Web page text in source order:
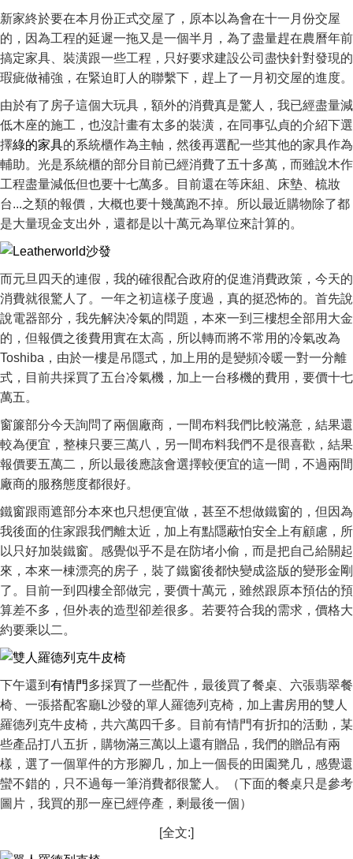
新家終於要在本月份正式交屋了，原本以為會在十一月份交屋
的，因為工程的延遲一拖又是一個半月，為了盡量趕在農曆年前
搞定家具、裝潢跟一些工程，只好要求建設公司盡快針對發現的
瑕疵做補強，在緊迫盯人的聯繫下，趕上了一月初交屋的進度。
由於有了房子這個大玩具，額外的消費真是驚人，我已經盡量減
低木座的施工，也沒計畫有太多的裝潢，在同事弘貞的介紹下選
擇綠的家具的系統櫃作為主軸，然後再選配一些其他的家具作為
輔助。光是系統櫃的部分目前已經消費了五十多萬，而雖說木作
工程盡量減低但也要十七萬多。目前還在等床組、床墊、梳妝
台...之類的報價，大概也要十幾萬跑不掉。所以最近購物除了都
是大量現金支出外，還都是以十萬元為單位來計算的。
而元旦四天的連假，我的確很配合政府的促進消費政策，今天的
消費就很驚人了。一年之初這樣子度過，真的挺恐怖的。首先說
說電器部分，我先解決冷氣的問題，本來一到三樓想全部用大金
的，但報價之後費用實在太高，所以轉而將不常用的冷氣改為
Toshiba，由於一樓是吊隱式，加上用的是變頻冷暖一對一分離
式，目前共採買了五台冷氣機，加上一台移機的費用，要價十七
萬五。
窗簾部分今天詢問了兩個廠商，一間布料我們比較滿意，結果還
較為便宜，整棟只要三萬八，另一間布料我們不是很喜歡，結果
報價要五萬二，所以最後應該會選擇較便宜的這一間，不過兩間
廠商的服務態度都很好。
鐵窗跟雨遮部分本來也只想便宜做，甚至不想做鐵窗的，但因為
我後面的住家跟我們離太近，加上有點隱蔽怕安全上有顧慮，所
以只好加裝鐵窗。感覺似乎不是在防堵小偷，而是把自己給關起
來，本來一棟漂亮的房子，裝了鐵窗後都快變成盜版的變形金剛
了。目前一到四樓全部做完，要價十萬元，雖然跟原本預估的預
算差不多，但外表的造型卻差很多。若要符合我的需求，價格大
約要乘以二。
下午還到 有情門多採買了一些配件，最後買了餐桌、六張翡翠餐
椅、一張搭配客廳L沙發的單人羅德列克椅，加上書房用的雙人
羅德列克牛皮椅，共六萬四千多。目前有情門有折扣的活動，某
些產品打八五折，購物滿三萬以上還有贈品，我們的贈品有兩
樣，選了一個單件的方形腳几，加上一個長的田園凳几，感覺還
蠻不錯的，只不過每一筆消費都很驚人。（下面的餐桌只是參考
圖片，我買的那一座已經停產，剩最後一個）
[全文:]